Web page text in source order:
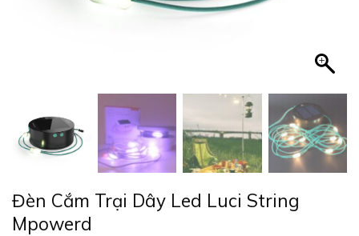
Đèn Cắm Trại Dây Led Luci String
Mpowerd